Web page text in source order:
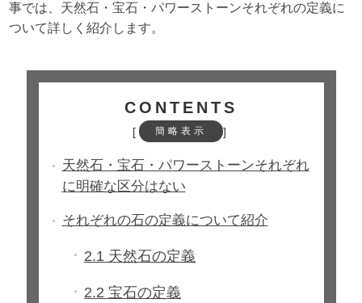
事では、天然石・宝石・パワーストーンそれぞれの定義に
ついて詳しく紹介します。
CONTENTS
[ 簡略表示 ]
天然石・宝石・パワーストーンそれぞれ
に明確な区分はない
それぞれの石の定義について紹介
2.1 天然石の定義
2.2 宝石の定義